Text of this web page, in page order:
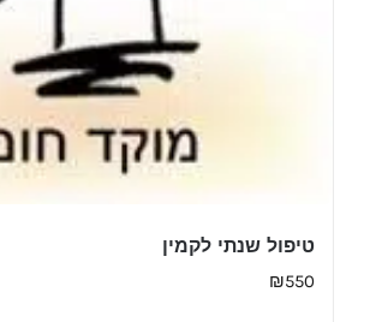
טיפול שנתי לקמין
₪550